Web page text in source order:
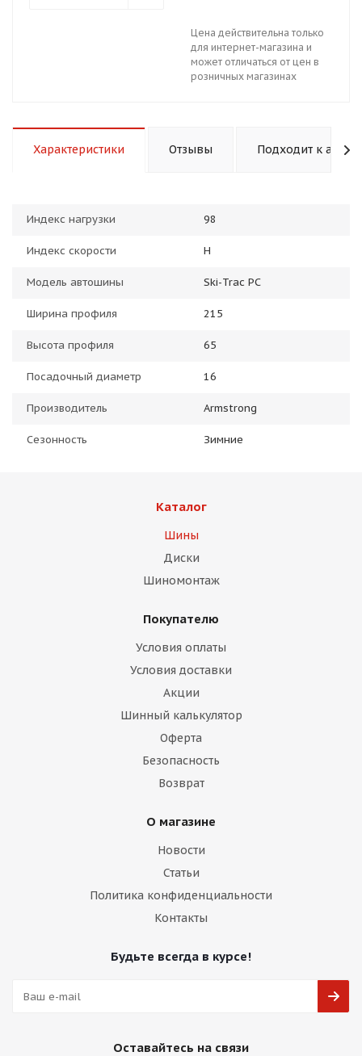
Цена действительна только
для интернет-магазина и
может отличаться от цен в
розничных магазинах
Характеристики Отзывы Подходит к авто
Индекс нагрузки 98
Индекс скорости H
Модель автошины Ski-Trac PC
Ширина профиля 215
Высота профиля 65
Посадочный диаметр 16
Производитель Armstrong
Сезонность Зимние
Каталог
Шины
Диски
Шиномонтаж
Покупателю
Условия оплаты
Условия доставки
Акции
Шинный калькулятор
Оферта
Безопасность
Возврат
О магазине
Новости
Статьи
Политика конфиденциальности
Контакты
Будьте всегда в курсе!
Оставайтесь на связи